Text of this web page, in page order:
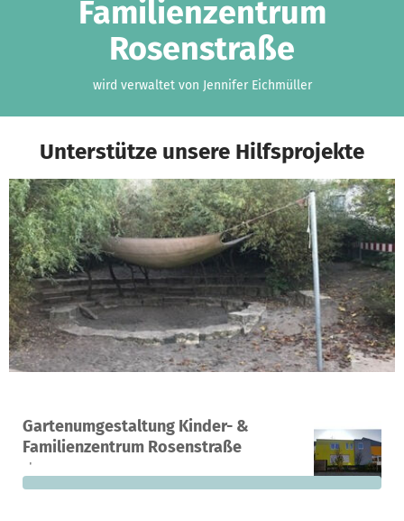
Familienzentrum
Rosenstraße
wird verwaltet von Jennifer Eichmüller
Unterstütze unsere Hilfsprojekte
Gartenumgestaltung Kinder- &
Familienzentrum Rosenstraße
Ein Projekt in Möglingen, Deutschland
0 0 % 2.000 €
fehlen noch